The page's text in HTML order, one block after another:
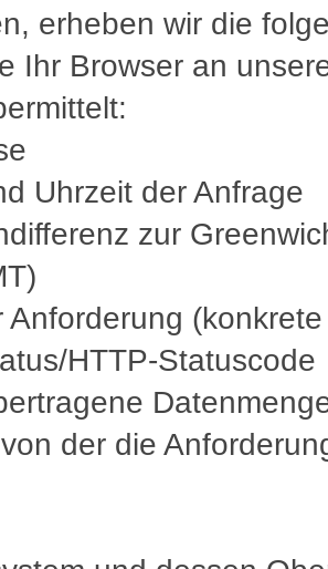
erheben wir die
Ihr Browser an
Uhrzeit der Anfrage
zur
Anforderung
HTTP-Statuscode
der die